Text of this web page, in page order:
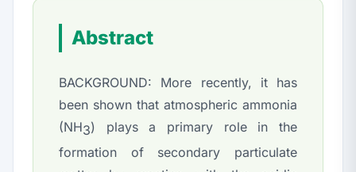
Abstract
BACKGROUND: More recently, it has
been shown that atmospheric ammonia
(NH3) plays a primary role in the
formation of secondary particulate